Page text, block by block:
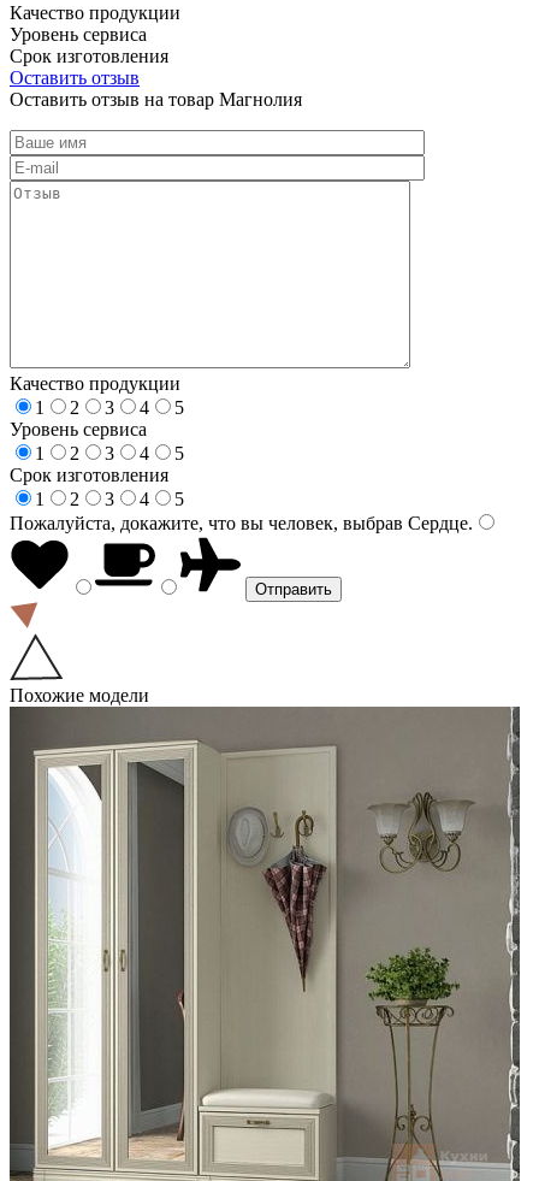
Качество продукции
Уровень сервиса
Срок изготовления
Оставить отзыв
Оставить отзыв на товар Магнолия
Качество продукции
1
2 3 4
5
Уровень сервиса
1
2 3 4
5
Срок изготовления
1
2 3 4
5
Пожалуйста, докажите, что вы человек, выбрав Сердце.
Похожие модели